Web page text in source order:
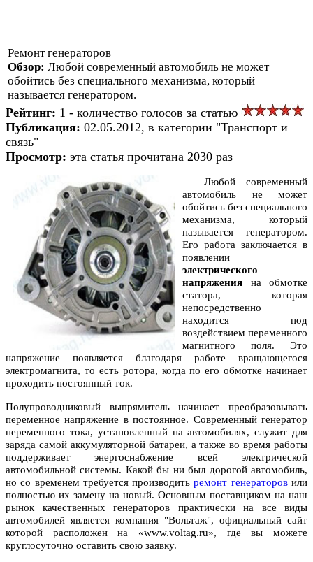
Ремонт генераторов
Обзор: Любой современный автомобиль не может
обойтись без специального механизма, который
называется генератором.
Рейтинг: 1 - количество голосов за статью
Публикация: 02.05.2012, в категории "Транспорт и
связь"
Просмотр: эта статья прочитана 2030 раз
Любой современный
автомобиль не может
обойтись без специального
механизма, который
называется генератором.
Его работа заключается в
появлении
электрического
напряжения на обмотке
статора, которая
непосредственно
находится под
воздействием переменного
магнитного поля. Это
напряжение появляется благодаря работе вращающегося
электромагнита, то есть ротора, когда по его обмотке начинает
проходить постоянный ток.
Полупроводниковый выпрямитель начинает преобразовывать
переменное напряжение в постоянное. Современный генератор
переменного тока, установленный на автомобилях, служит для
заряда самой аккумуляторной батареи, а также во время работы
поддерживает энергоснабжение всей электрической
автомобильной системы. Какой бы ни был дорогой автомобиль,
но со временем требуется производитьремонт генераторовили
полностью их замену на новый. Основным поставщиком на наш
рынок качественных генераторов практически на все виды
автомобилей является компания "Вольтаж", официальный сайт
которой расположен на «www.voltag.ru», где вы можете
круглосуточно оставить свою заявку.